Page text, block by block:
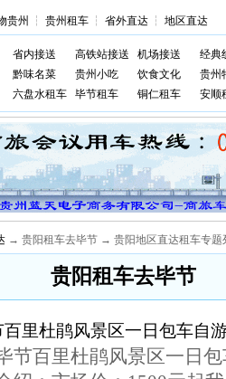
贵州 ┆ 贵州租车 ┆ 省外直达 ┆ 地区直达
省内接送 高铁站接送 机场接送
经典
黔味名菜
贵州小吃 饮食文化
贵州
六盘水租车
毕节租车 铜仁租车 安顺
→ 贵阳租车去毕节 → 贵阳地区直达租车专题
贵阳租车去毕节
里杜鹃风景区一日包车自
节百里杜鹃风景区一日